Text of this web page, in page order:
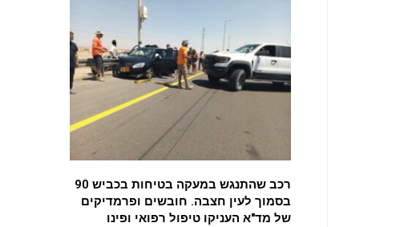
רכב שהתנגש במעקה בטיחות בכביש 90
בסמוך לעין חצבה. חובשים ופרמדיקים
של מד"א העניקו טיפול רפואי ופינו